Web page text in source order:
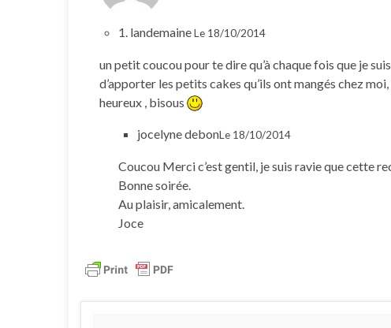
1. landemaineLe 18/10/2014
un petit coucou pour te dire qu’à chaque fois que je
d’apporter les petits cakes qu’ils ont mangés chez
heureux , bisous
jocelyne debonLe 18/10/2014
Coucou Merci c’est gentil, je suis ravie que cette
Bonne soirée.
Au plaisir, amicalement.
Joce